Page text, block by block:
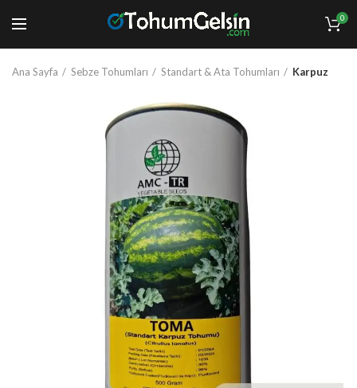
0
Ana Sayfa Sebze Tohumları Standart & Ata Tohumları Karpuz